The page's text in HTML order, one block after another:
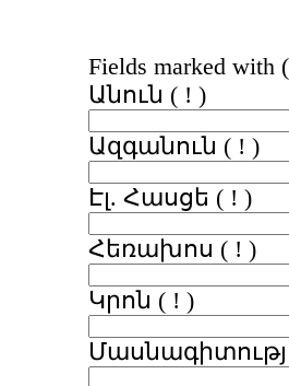
Fields marked with
Անուն ( ! )
Ազգանուն ( ! )
Էլ. Հասցե ( ! )
Հեռախոս ( ! )
Կրոն ( ! )